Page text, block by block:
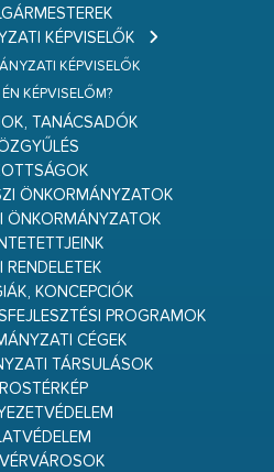
KÉPVISELŐK
KÉPVISELŐK
KÉPVISELŐM?
TANÁCSADÓK
ÖNKORMÁNYZATOK
ÖNKORMÁNYZATOK
RENDELETEK
KONCEPCIÓK
PROGRAMOK
CÉGEK
TÁRSULÁSOK